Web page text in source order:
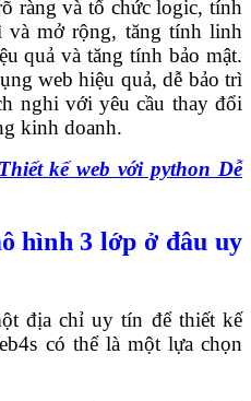
ràng và tổ chức logic, tính
và mở rộng, tăng tính linh
quả và tăng tính bảo mật.
web hiệu quả, dễ bảo trì
nghi với yêu cầu thay đổi
kinh doanh.
kế web với python Dễ
hình 3 lớp ở đâu uy
địa chỉ uy tín để thiết kế
có thể là một lựa chọn